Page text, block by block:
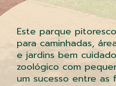
Este parque
para caminhadas,
e jardins bem
zoológico com
um sucesso entre as